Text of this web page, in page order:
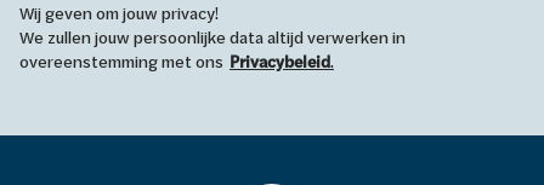
Wij geven om jouw privacy!
We zullen jouw persoonlijke data altijd verwerken in
overeenstemming met ons Privacybeleid.